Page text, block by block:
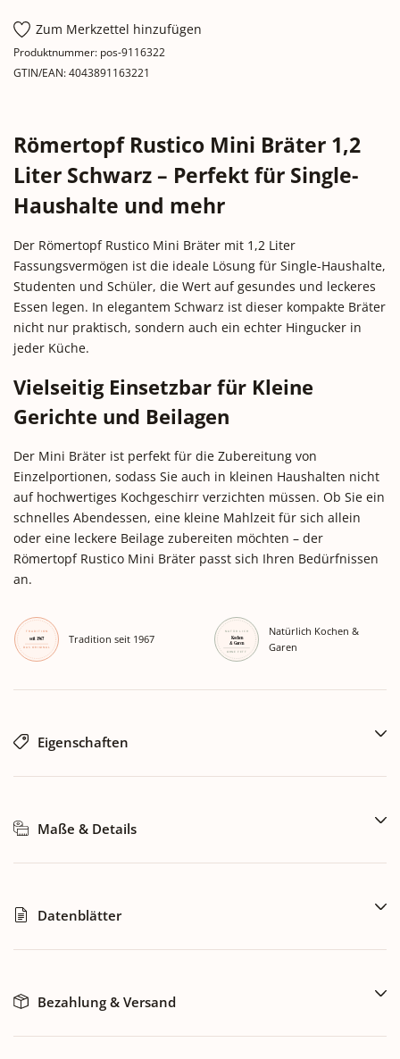
Zum Merkzettel hinzufügen
Produktnummer: pos-9116322
GTIN/EAN:4043891163221
Römertopf Rustico Mini Bräter 1,2
Liter Schwarz – Perfekt für Single-
Haushalte und mehr
Der Römertopf Rustico Mini Bräter mit 1,2 Liter
Fassungsvermögen ist die ideale Lösung für Single-Haushalte,
Studenten und Schüler, die Wert auf gesundes und leckeres
Essen legen. In elegantem Schwarz ist dieser kompakte Bräter
nicht nur praktisch, sondern auch ein echter Hingucker in
jeder Küche.
Vielseitig Einsetzbar für Kleine
Gerichte und Beilagen
Der Mini Bräter ist perfekt für die Zubereitung von
Einzelportionen, sodass Sie auch in kleinen Haushalten nicht
auf hochwertiges Kochgeschirr verzichten müssen. Ob Sie ein
schnelles Abendessen, eine kleine Mahlzeit für sich allein
oder eine leckere Beilage zubereiten möchten – der
Römertopf Rustico Mini Bräter passt sich Ihren Bedürfnissen
an.
Tradition seit 1967
Natürlich Kochen &
Garen
Eigenschaften
Maße & Details
Datenblätter
Bezahlung & Versand